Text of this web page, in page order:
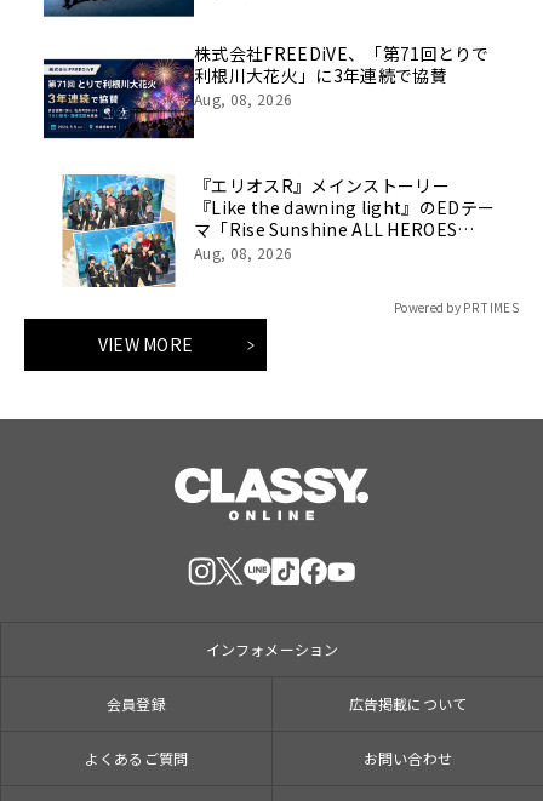
株式会社FREEDiVE、「第71回とりで
利根川大花火」に3年連続で協賛
Aug, 08, 2026
『エリオスR』メインストーリー
『Like the dawning light』のEDテー
マ「Rise Sunshine ALL HEROES
Ver.」がフルサイズ配信決定！
Aug, 08, 2026
Powered by PR TIMES
VIEW MORE
インフォメーション
会員登録 広告掲載について
よくあるご質問 お問い合わせ